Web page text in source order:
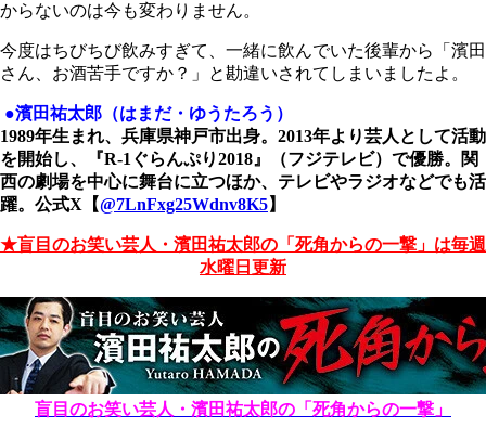
からないのは今も変わりません。
今度はちびちび飲みすぎて、一緒に飲んでいた後輩から「濱田
さん、お酒苦手ですか？」と勘違いされてしまいましたよ。
●濱田祐太郎（はまだ・ゆうたろう）
1989年生まれ、兵庫県神戸市出身。2013年より芸人として活動
を開始し、『R-1ぐらんぷり2018』（フジテレビ）で優勝。関
西の劇場を中心に舞台に立つほか、テレビやラジオなどでも活
躍。公式X【@7LnFxg25Wdnv8K5】
★盲目のお笑い芸人・濱田祐太郎の「死角からの一撃」は毎週
水曜日更新
盲目のお笑い芸人・濱田祐太郎の「死角からの一撃」